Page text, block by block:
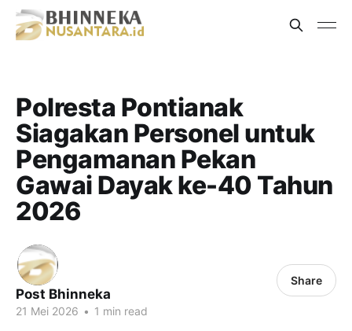
Polresta Pontianak
Siagakan Personel untuk
Pengamanan Pekan
Gawai Dayak ke-40 Tahun
2026
Post Bhinneka
21 Mei 2026 • 1 min read
Share